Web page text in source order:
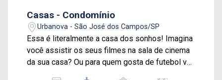
Casas - Condomínio
Urbanova - São José dos Campos/SP
Essa é literalmente a casa dos sonhos! Imagina
você assistir os seus filmes na sala de cinema
da sua casa? Ou para quem gosta de futebol ver